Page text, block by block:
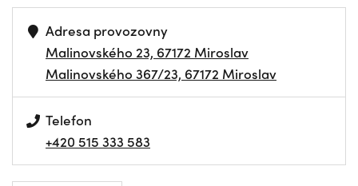
Adresa provozovny
Malinovského 23, 67172 Miroslav
Malinovského 367/23, 67172 Miroslav
Telefon
+420 515 333 583